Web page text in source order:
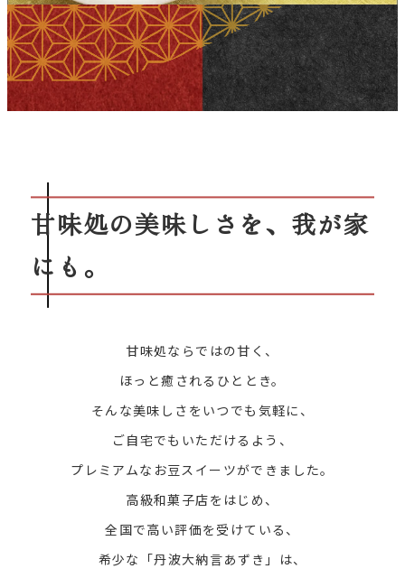
甘味処の美味しさを、我が家
にも。
甘味処ならではの甘く、
ほっと癒されるひととき。
そんな美味しさをいつでも気軽に、
ご自宅でもいただけるよう、
プレミアムなお豆スイーツができました。
高級和菓子店をはじめ、
全国で高い評価を受けている、
希少な「丹波大納言あずき」は、